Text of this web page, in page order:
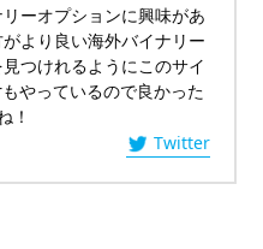
ーオプションに興味があ
より良い海外バイナリー
つけれるようにこのサイ
やっているので良かった
！
Twitter